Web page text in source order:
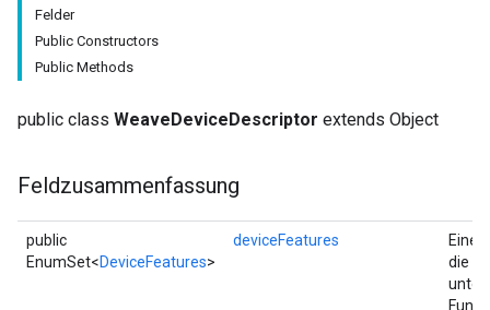
Felder
Public Constructors
Public Methods
public class WeaveDeviceDescriptor extends Object
Feldzusammenfassung
public
EnumSet<DeviceFeatures>
deviceFeatures
Eine
die